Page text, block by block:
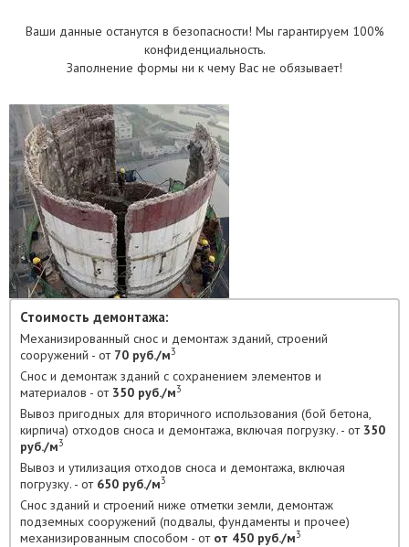
Ваши данные останутся в безопасности! Мы гарантируем 100%
конфиденциальность.
Заполнение формы ни к чему Вас не обязывает!
Стоимость демонтажа:
Механизированный снос и демонтаж зданий, строений
сооружений - от 70 руб./м3
Снос и демонтаж зданий с сохранением элементов и
материалов - от 350 руб./м3
Вывоз пригодных для вторичного использования (бой бетона,
кирпича) отходов сноса и демонтажа, включая погрузку. - от 350
руб./м3
Вывоз и утилизация отходов сноса и демонтажа, включая
погрузку. - от 650 руб./м3
Снос зданий и строений ниже отметки земли, демонтаж
подземных сооружений (подвалы, фундаменты и прочее)
механизированным способом - от от 450 руб./м3